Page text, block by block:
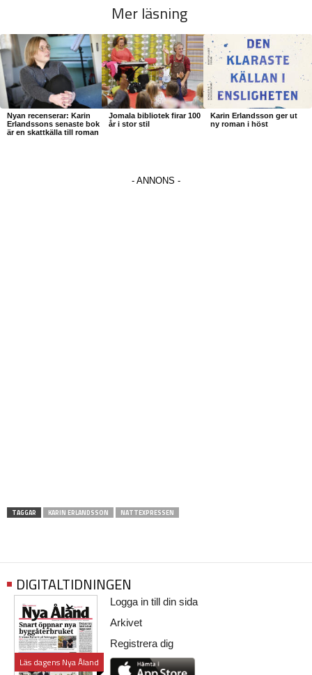
Mer läsning
Nyan recenserar: Karin
Erlandssons senaste bok
är en skattkälla till roman
Jomala bibliotek firar 100
år i stor stil
Karin Erlandsson ger ut
ny roman i höst
TAGGAR KARIN ERLANDSSON NATTEXPRESSEN
DIGITALTIDNINGEN
Läs dagens Nya Åland
Logga in till din sida
Arkivet
Registrera dig